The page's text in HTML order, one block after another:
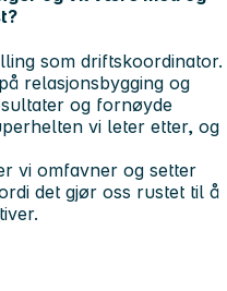
som driftskoordinator.
relasjonsbygging og
og fornøyde
vi leter etter, og
vi omfavner og setter
det gjør oss rustet til å